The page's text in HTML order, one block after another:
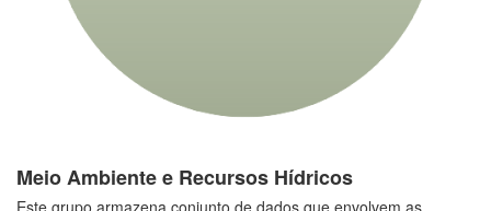
Meio Ambiente e Recursos Hídricos
Este grupo armazena conjunto de dados que envolvem as